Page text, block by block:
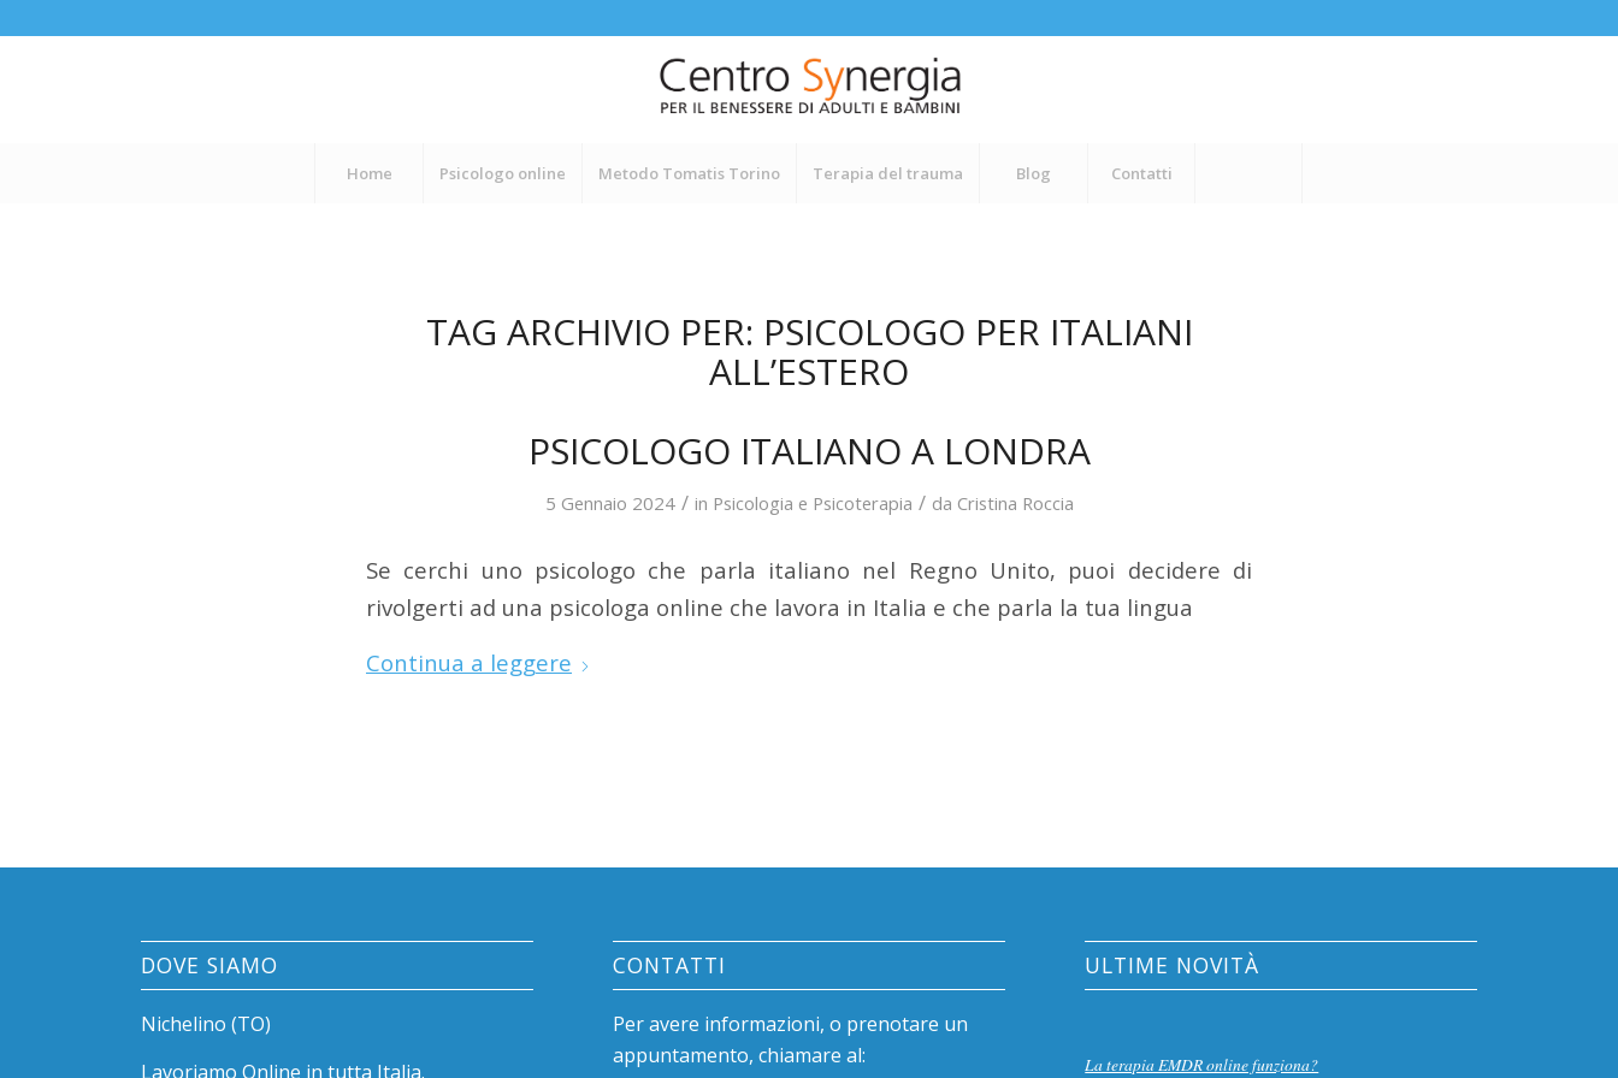
Home Psicologo online Metodo Tomatis Torino Terapia del trauma Blog Contatti
TAG ARCHIVIO PER: PSICOLOGO PER ITALIANI
ALL’ESTERO
PSICOLOGO ITALIANO A LONDRA
5 Gennaio 2024 / in Psicologia e Psicoterapia / da Cristina Roccia
Se cerchi uno psicologo che parla italiano nel Regno Unito, puoi decidere di
rivolgerti ad una psicologa online che lavora in Italia e che parla la tua lingua
Continua a leggere
DOVE SIAMO
Nichelino (TO)
LavoriamoOnline in tutta Italia.
CONTATTI
Per avere informazioni, o prenotare un
appuntamento, chiamare al:
ULTIME NOVITÀ
La terapia EMDR online funziona?